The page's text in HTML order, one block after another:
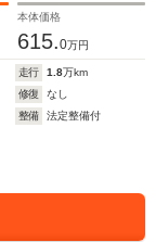
本体価格
615.0万円
走行 1.8万km
修復
なし
整備
法定整備付